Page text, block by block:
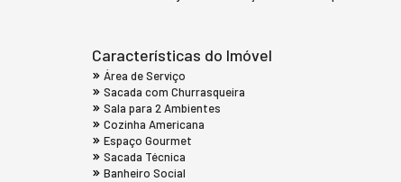
Características do Imóvel
Área de Serviço
Sacada com Churrasqueira
Sala para 2 Ambientes
Cozinha Americana
Espaço Gourmet
Sacada Técnica
Banheiro Social